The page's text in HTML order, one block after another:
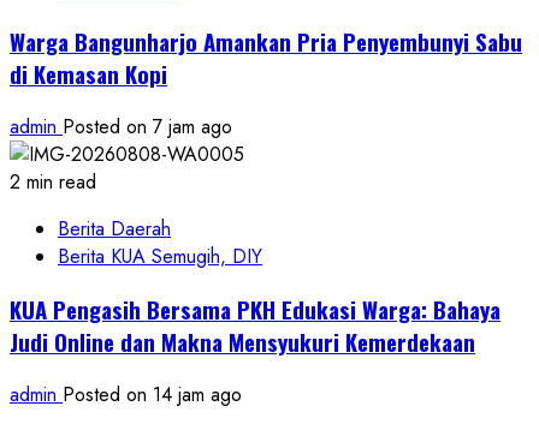
Warga Bangunharjo Amankan Pria Penyembunyi Sabu
di Kemasan Kopi
admin Posted on 7 jam ago
2 min read
Berita Daerah
Berita KUA Semugih, DIY
KUA Pengasih Bersama PKH Edukasi Warga: Bahaya
Judi Online dan Makna Mensyukuri Kemerdekaan
admin Posted on 14 jam ago